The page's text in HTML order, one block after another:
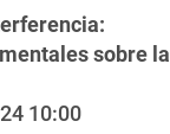
sobre la
10:00